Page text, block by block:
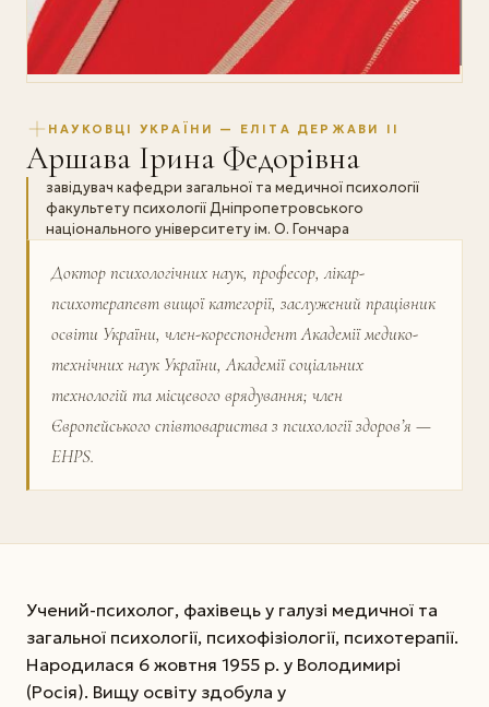
НАУКОВЦІ УКРАЇНИ — ЕЛІТА ДЕРЖАВИ II
Аршава Iрина Федорівна
завідувач кафедри загальної та медичної психології
факультету психології Дніпропетровського
національного університету ім. О. Гончара
Доктор психологічних наук, професор, лікар-
психотерапевт вищої категорії, заслужений працівник
освіти України, член-кореспондент Академії медико-
технічних наук України, Академії соціальних
технологій та місцевого врядування; член
Європейського співтовариства з психології здоров’я —
EHPS.
Учений-психолог, фахівець у галузі медичної та
загальної психології, психофізіології, психотерапії.
Народилася 6 жовтня 1955 р. у Володимирі
(Росія). Вищу освіту здобула у